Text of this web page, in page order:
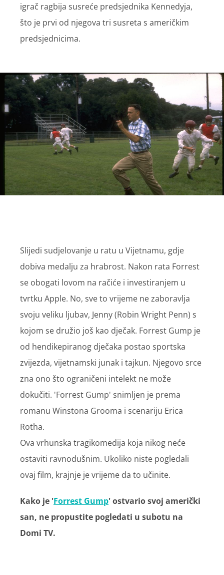
igrač ragbija susreće predsjednika Kennedyja,
što je prvi od njegova tri susreta s američkim
predsjednicima.
Slijedi sudjelovanje u ratu u Vijetnamu, gdje
dobiva medalju za hrabrost. Nakon rata Forrest
se obogati lovom na račiće i investiranjem u
tvrtku Apple. No, sve to vrijeme ne zaboravlja
svoju veliku ljubav, Jenny (Robin Wright Penn) s
kojom se družio još kao dječak. Forrest Gump je
od hendikepiranog dječaka postao sportska
zvijezda, vijetnamski junak i tajkun. Njegovo srce
zna ono što ograničeni intelekt ne može
dokučiti. 'Forrest Gump' snimljen je prema
romanu Winstona Grooma i scenariju Erica
Rotha.
Ova vrhunska tragikomedija koja nikog neće
ostaviti ravnodušnim. Ukoliko niste pogledali
ovaj film, krajnje je vrijeme da to učinite.
Kako je 'Forrest Gump' ostvario svoj američki
san, ne propustite pogledati u subotu na
Domi TV.